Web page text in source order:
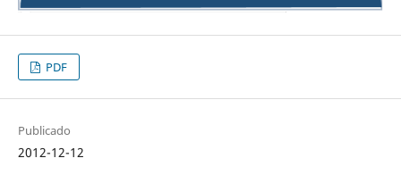
PDF
Publicado
2012-12-12